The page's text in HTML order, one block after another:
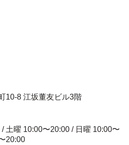
10-8 江坂董友ビル3階
土曜 10:00〜20:00 / 日曜 10:00〜
20:00